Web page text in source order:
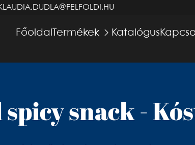
Főoldal Termékek Katalógus
snack -